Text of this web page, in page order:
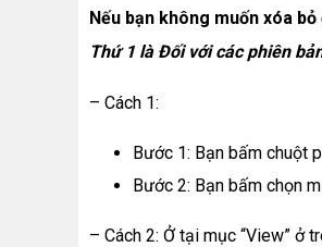
Nếu bạn không muốn xóa
Thứ 1 là Đối với các phiên
– Cách 1:
Bước 1: Bạn bấm chuột
Bước 2: Bạn bấm chọn
– Cách 2: Ở tại mục “View” ở